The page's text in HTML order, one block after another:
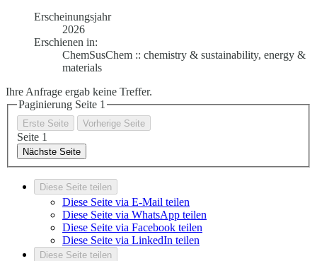
Erscheinungsjahr
2026
Erschienen in:
ChemSusChem :: chemistry & sustainability, energy &
materials
Ihre Anfrage ergab keine Treffer.
Paginierung Seite 1
Erste Seite Vorherige Seite
Seite 1
Nächste Seite
Diese Seite teilen
Diese Seite via E-Mail teilen
Diese Seite via WhatsApp teilen
Diese Seite via Facebook teilen
Diese Seite via LinkedIn teilen
Diese Seite teilen